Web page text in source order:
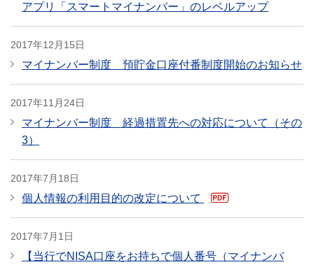
アプリ「スマートマイナンバー」のレベルアップ
2017年12月15日
マイナンバー制度 預貯金口座付番制度開始のお知らせ
2017年11月24日
マイナンバー制度 経過措置先への対応について（その
3）
2017年7月18日
個人情報の利用目的の改定について
2017年7月1日
【当行でNISA口座をお持ちで個人番号（マイナンバ